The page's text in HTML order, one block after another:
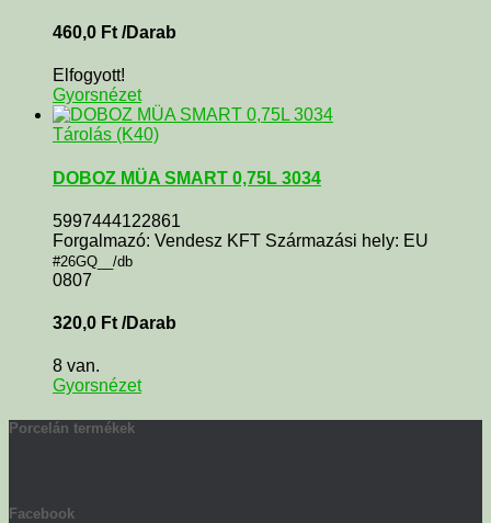
460,0 Ft /Darab
Elfogyott!
Gyorsnézet
Tárolás (K40)
DOBOZ MÜA SMART 0,75L 3034
5997444122861
Forgalmazó: Vendesz KFT Származási hely: EU
#26GQ__/db
0807
320,0 Ft /Darab
8 van.
Gyorsnézet
Porcelán termékek
Facebook